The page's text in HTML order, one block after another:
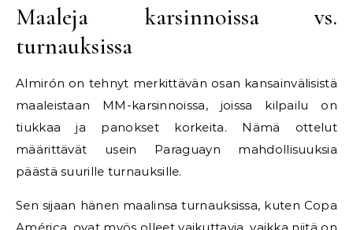
Maaleja karsinnoissa vs.
turnauksissa
Almirón on tehnyt merkittävän osan kansainvälisistä
maaleistaan MM-karsinnoissa, joissa kilpailu on
tiukkaa ja panokset korkeita. Nämä ottelut
määrittävät usein Paraguayn mahdollisuuksia
päästä suurille turnauksille.
Sen sijaan hänen maalinsa turnauksissa, kuten Copa